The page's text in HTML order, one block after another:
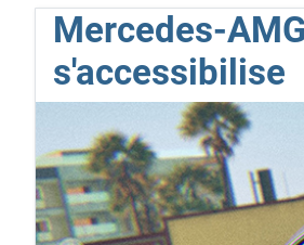
Mercedes-
s'accessibilise